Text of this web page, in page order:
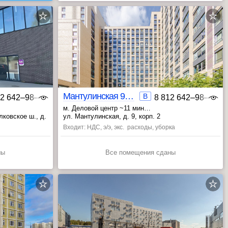
642‒98‒46
ш., д.
Мантулинская 9 корп.2 B 8 812 642‒98‒46
м. Деловой центр ~11 мин
, Международная ~17 мин, Шелепиха ~18 мин
ул. Мантулинская, д. 9, корп. 2
Входит: НДС, э/э, экс. расходы, уборка
Все помещения сданы